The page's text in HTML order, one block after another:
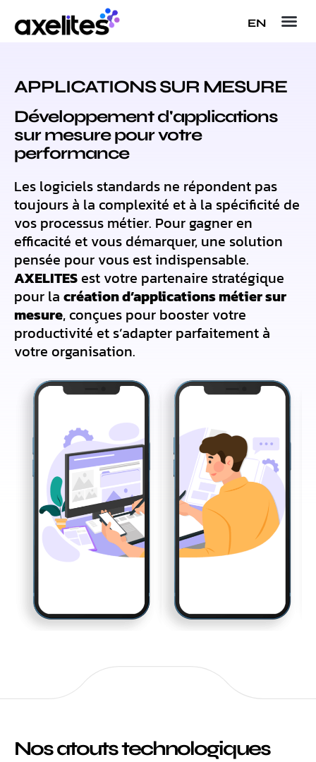
EN
APPLICATIONS SUR MESURE
Développement d'applications
sur mesure pour votre
performance
Les logiciels standards ne répondent pas
toujours à la complexité et à la spécificité de
vos processus métier. Pour gagner en
efficacité et vous démarquer, une solution
pensée pour vous est indispensable.
AXELITESest votre partenaire stratégique
pour la création d’applications métier sur
mesure, conçues pour booster votre
productivité et s’adapter parfaitement à
votre organisation.
Nos atouts technologiques